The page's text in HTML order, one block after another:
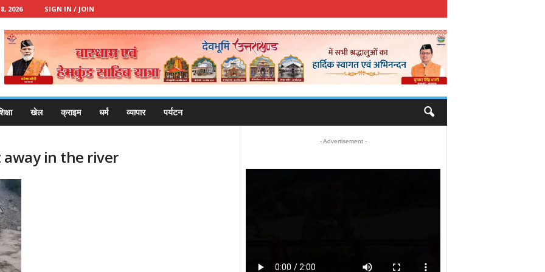
2026 SIGN IN / JOIN
खेल क्राइम धर्म व्यापार पर्यटन
away in the river
- Advertisement -